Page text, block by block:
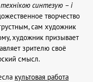
синтезую – і
творчество
сам художник
художник призывает
зрителю своё
смысл.
культовая работа